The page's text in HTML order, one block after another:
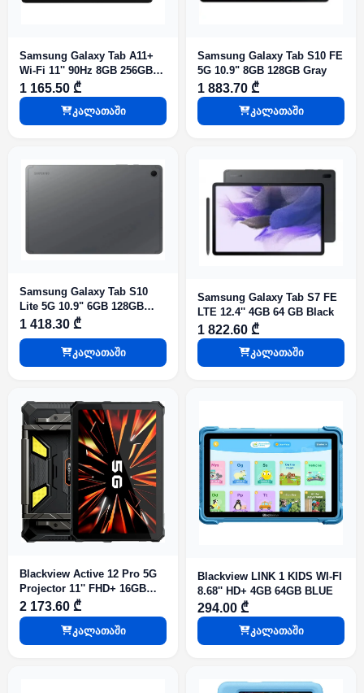
Samsung Galaxy Tab A11+
Wi-Fi 11'' 90Hz 8GB 256GB
Gray
1 165.50 ₾
კალათაში
Samsung Galaxy Tab S10 FE
5G 10.9" 8GB 128GB Gray
1 883.70 ₾
კალათაში
Samsung Galaxy Tab S10
Lite 5G 10.9" 6GB 128GB
Gray
1 418.30 ₾
კალათაში
Samsung Galaxy Tab S7 FE
LTE 12.4'' 4GB 64 GB Black
1 822.60 ₾
კალათაში
Blackview Active 12 Pro 5G
Projector 11'' FHD+ 16GB
1TB Black
2 173.60 ₾
კალათაში
Blackview LINK 1 KIDS WI-FI
8.68'' HD+ 4GB 64GB BLUE
294.00 ₾
კალათაში